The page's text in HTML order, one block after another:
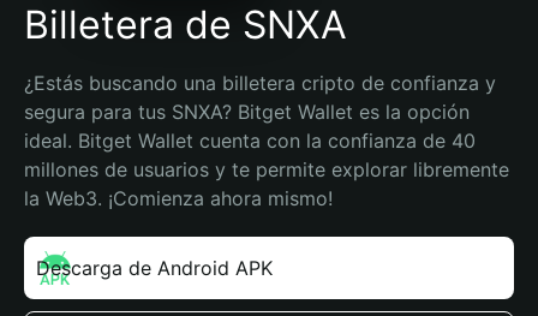
Billetera de SNXA
¿Estás buscando una billetera cripto de confianza y
segura para tus SNXA? Bitget Wallet es la opción
ideal. Bitget Wallet cuenta con la confianza de 40
millones de usuarios y te permite explorar libremente
la Web3. ¡Comienza ahora mismo!
Descarga de Android APK